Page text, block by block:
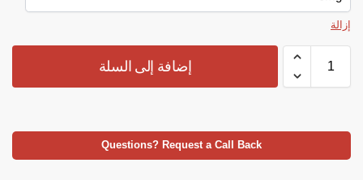
إزالة
إضافة إلى السلة
Questions? Request a Call Back